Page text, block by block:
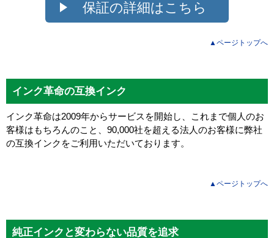
保証の詳細はこちら
▲ページトップへ
インク革命の互換インク
インク革命は2009年からサービスを開始し、これまで個人のお
客様はもちろんのこと、90,000社を超える法人のお客様に弊社
の互換インクをご利用いただいております。
▲ページトップへ
純正インクと変わらない品質を追求